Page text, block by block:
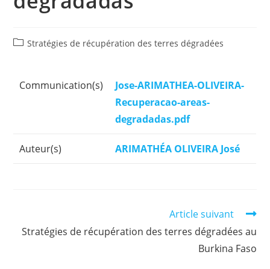
PostStratégies de récupération des terres dégradées
Communication(s) Communication(s)
Jose-ARIMATHEA-OLIVEIRA-
Recuperacao-areas-
degradadas.pdf
Auteur(s) ARIMATHÉA OLIVEIRA José
articles
Article suivant
Stratégies de récupération des terres dégradées au
Burkina Faso